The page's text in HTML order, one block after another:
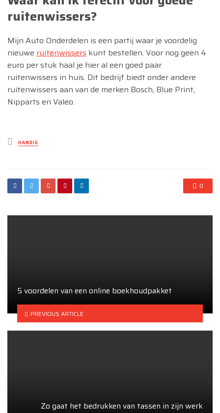
ruitenwissers?
Mijn Auto Onderdelen is een partij waar je voordelig
nieuwe ruitenwissers kunt bestellen. Voor nog geen 4
euro per stuk haal je hier al een goed paar
ruitenwissers in huis. Dit bedrijf biedt onder andere
ruitenwissers aan van de merken Bosch, Blue Print,
Nipparts en Valeo.
Posted
inHANDIG
0
5 voordelen van een online boekhoudpakket
PREVIOUS ARTICLE
Zo gaat het bedrukken van tassen in zijn werk